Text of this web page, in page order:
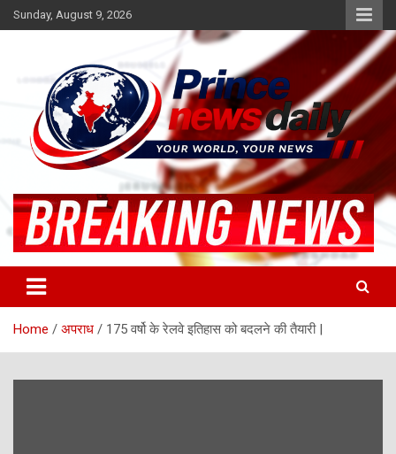
Skip
to
Sunday, August 9, 2026
Princenews Daily
Home अपराध 175 वर्षो के रेलवे इतिहास को बदलने की तैयारी |